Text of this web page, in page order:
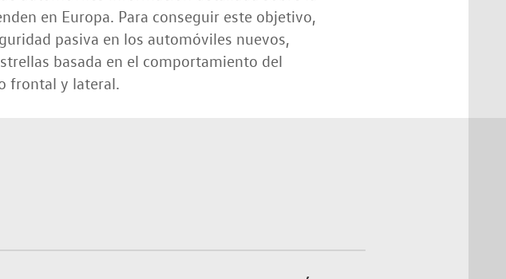
en Europa. Para conseguir este objetivo,
pasiva en los automóviles nuevos,
basada en el comportamiento del
frontal y lateral.